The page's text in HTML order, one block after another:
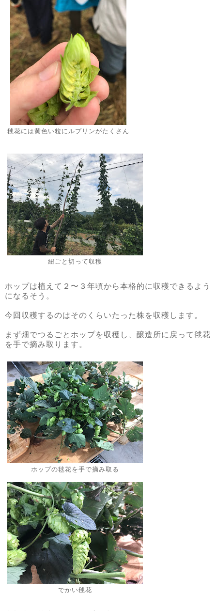
毬花には黄色い粒にルプリンがたくさん
紐ごと切って収穫
ホップは植えて２〜３年頃から本格的に収穫できるよう
になるそう。
今回収穫するのはそのくらいたった株を収穫します。
まず畑でつるごとホップを収穫し、醸造所に戻って毬花
を手で摘み取ります。
ホップの毬花を手で摘み取る
でかい毬花